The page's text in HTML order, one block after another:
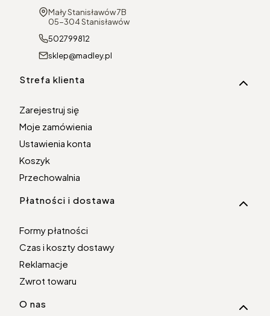
Adres:
Mały Stanisławów 7B
05-304 Stanisławów
502799812
sklep@madley.pl
Linki w stopce
Strefa klienta
Zarejestruj się
Moje zamówienia
Ustawienia konta
Koszyk
Przechowalnia
Płatności i dostawa
Formy płatności
Czas i koszty dostawy
Reklamacje
Zwrot towaru
O nas